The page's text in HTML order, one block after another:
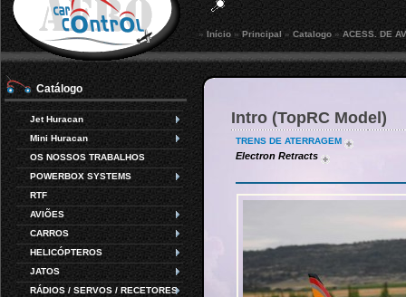
Jet Huracan
Mini Huracan
OS NOSSOS TRABALHOS
POWERBOX SYSTEMS
RTF
AVIÕES
CARROS
HELICÓPTEROS
JATOS
RÁDIOS / SERVOS / RECETORES
» Início »Principal» Catalogo »ACESS. DE
Catálogo
Intro (TopRC Model)
TRENS DE ATERRAGEM
Electron Retracts